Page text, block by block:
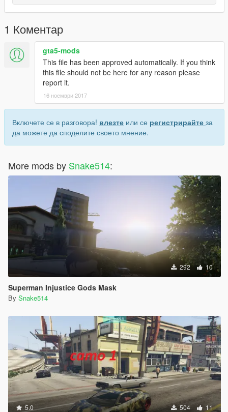
1 Коментар
gta5-mods
This file has been approved automatically. If you think
this file should not be here for any reason please
report it.
16 ноември 2017
Включете се в разговора! влезте или се регистрирайте за
да можете да споделите своето мнение.
More mods by Snake514:
292 10
Superman Injustice Gods Mask
By Snake514
5.0 504 11